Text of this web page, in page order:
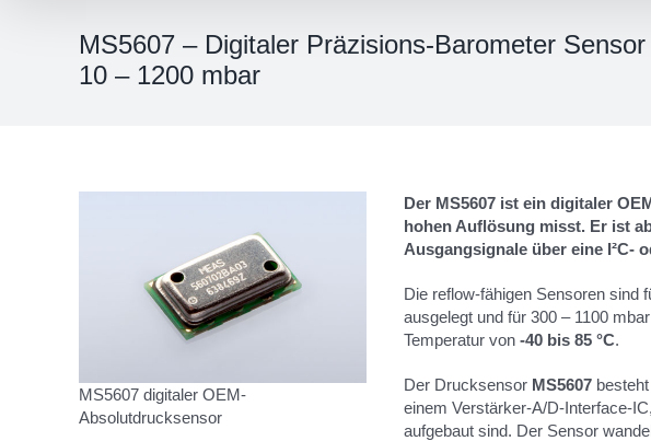
MS5607 – Digitaler Präzisions-Barometer Sensor
10 – 1200 mbar
MS5607 digitaler OEM-
Absolutdrucksensor
Der MS5607 ist ein digitaler
hohen Auflösung misst. Er ist
Ausgangsignale über eine I²C-
Die reflow-fähigen Sensoren sind
ausgelegt und für 300 – 1100
Temperatur von -40 bis 85 °C.
Der Drucksensor MS5607besteht
einem Verstärker-A/D-Interface-
aufgebaut sind. Der Sensor